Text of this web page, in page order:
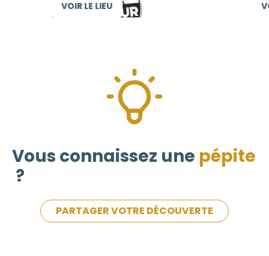
VOIR LE LIEU VOIR LE
Vous connaissez une pépite
?
PARTAGER VOTRE DÉCOUVERTE